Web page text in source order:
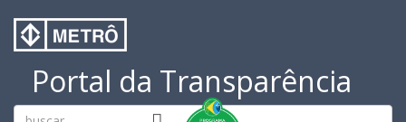
Portal da Transparência